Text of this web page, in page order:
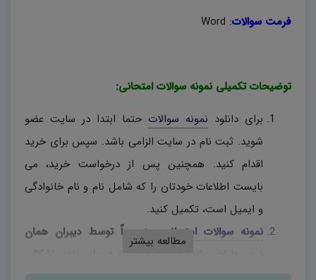
فرمت سوالات:
توضیحات تکمیلی نمونه سوالات امتحانی:
برای دانلود نمونه سوالات حتما ابتدا در سایت عضو
شوید. ثبت نام در سایت الزامی باشد. سپس برای خرید
اقدام کنید. همچنین پس از درخواست خرید، می
بایست اطلاعات خودتان را که شامل نام و نام خانوادگی
و ایمیل است، تکمیل کنید.
نمونه سوالات امتحانی
، منحصراً توسط دیبران همان
مطالعه بیشتر